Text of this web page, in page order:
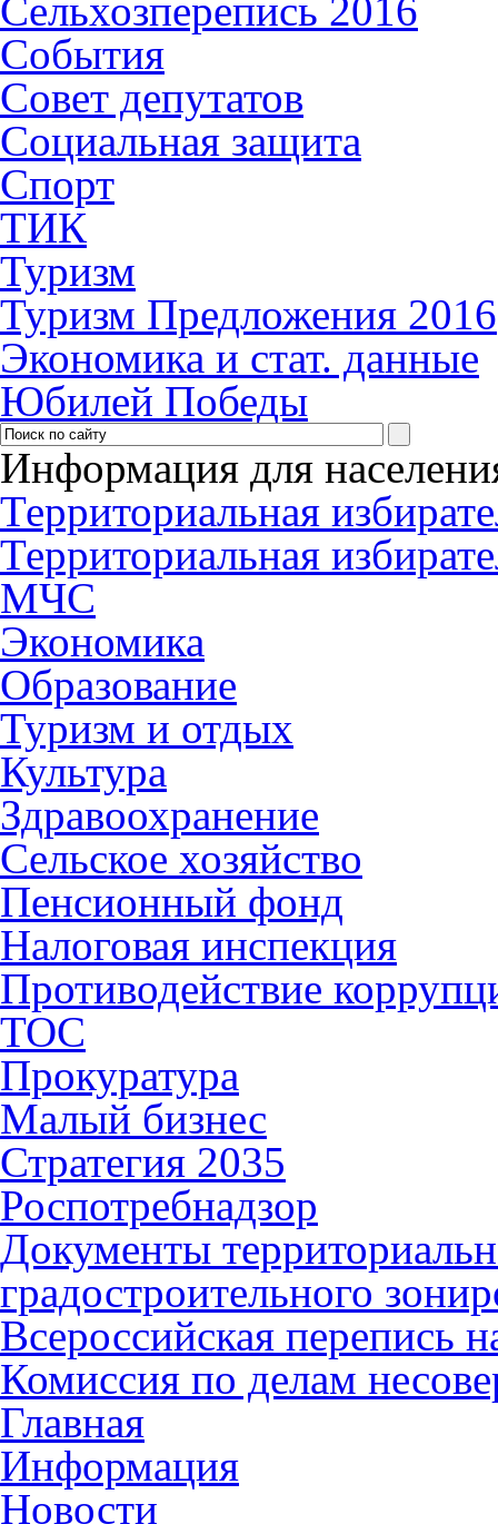
Сельхозперепись 2016
События
Совет депутатов
Социальная защита
Спорт
ТИК
Туризм
Туризм Предложения 2016
Экономика и стат. данные
Юбилей Победы
Информация для
Территориальная
Территориальная
МЧС
Экономика
Образование
Туризм и отдых
Культура
Здравоохранение
Сельское хозяйство
Пенсионный фонд
Налоговая инспекция
Противодействие
ТОС
Прокуратура
Малый бизнес
Стратегия 2035
Роспотребнадзор
Документы
градостроительного
Всероссийская перепись
Комиссия по делам
Главная
Информация
Новости